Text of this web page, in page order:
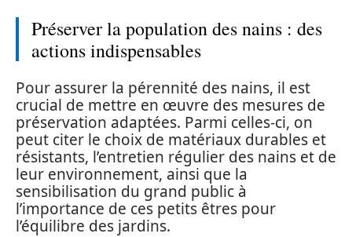
Préserver la population des nains : des
actions indispensables
Pour assurer la pérennité des nains, il est
crucial de mettre en œuvre des mesures de
préservation adaptées. Parmi celles-ci, on
peut citer le choix de matériaux durables et
résistants, l’entretien régulier des nains et de
leur environnement, ainsi que la
sensibilisation du grand public à
l’importance de ces petits êtres pour
l’équilibre des jardins.